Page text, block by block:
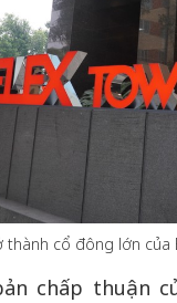
thành cổ đông lớn của
chấp thuận